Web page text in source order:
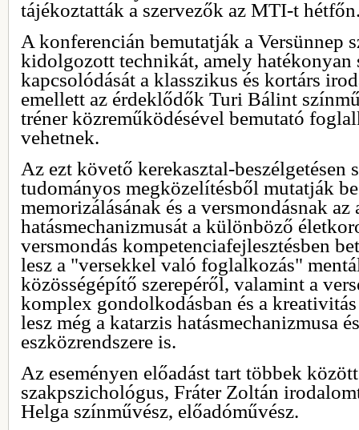
tájékoztatták a szervezők az MTI-t
A konferencián bemutatják a Versünnep
kidolgozott technikát, amely hatékonyan
kapcsolódását a klasszikus és kortárs
emellett az érdeklődők Turi Bálint
tréner közreműködésével bemutató
vehetnek.
Az ezt követő kerekasztal-beszélgetésen
tudományos megközelítésből mutatják
memorizálásának és a versmondásnak
hatásmechanizmusát a különböző
versmondás kompetenciafejlesztésben
lesz a "versekkel való foglalkozás"
közösségépítő szerepéről, valamint a
komplex gondolkodásban és a
lesz még a katarzis hatásmechanizmusa
eszközrendszere is.
Az eseményen előadást tart többek
szakpszichológus, Fráter Zoltán
Helga színművész, előadóművész.